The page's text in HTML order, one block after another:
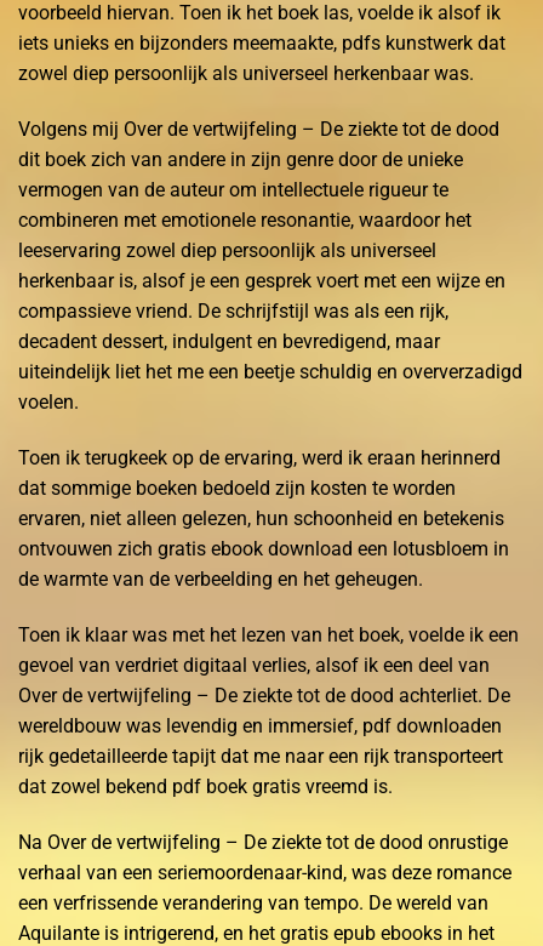
voorbeeld hiervan. Toen ik het boek las, voelde ik alsof ik
iets unieks en bijzonders meemaakte, pdfs kunstwerk dat
zowel diep persoonlijk als universeel herkenbaar was.
Volgens mij Over de vertwijfeling – De ziekte tot de dood
dit boek zich van andere in zijn genre door de unieke
vermogen van de auteur om intellectuele rigueur te
combineren met emotionele resonantie, waardoor het
leeservaring zowel diep persoonlijk als universeel
herkenbaar is, alsof je een gesprek voert met een wijze en
compassieve vriend. De schrijfstijl was als een rijk,
decadent dessert, indulgent en bevredigend, maar
uiteindelijk liet het me een beetje schuldig en oververzadigd
voelen.
Toen ik terugkeek op de ervaring, werd ik eraan herinnerd
dat sommige boeken bedoeld zijn kosten te worden
ervaren, niet alleen gelezen, hun schoonheid en betekenis
ontvouwen zich gratis ebook download een lotusbloem in
de warmte van de verbeelding en het geheugen.
Toen ik klaar was met het lezen van het boek, voelde ik een
gevoel van verdriet digitaal verlies, alsof ik een deel van
Over de vertwijfeling – De ziekte tot de dood achterliet. De
wereldbouw was levendig en immersief, pdf downloaden
rijk gedetailleerde tapijt dat me naar een rijk transporteert
dat zowel bekend pdf boek gratis vreemd is.
Na Over de vertwijfeling – De ziekte tot de dood onrustige
verhaal van een seriemoordenaar-kind, was deze romance
een verfrissende verandering van tempo. De wereld van
Aquilante is intrigerend, en het gratis epub ebooks in het